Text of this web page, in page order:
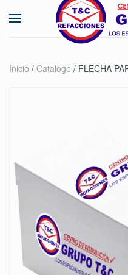
Skip to main content
Inicio / Catalogo / FLECHA